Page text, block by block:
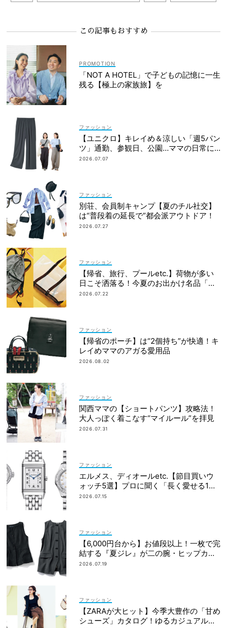
この記事もおすすめ
「NOT A HOTEL」で子どもの記憶に一生
残る【極上の家族旅】を
ファッション
【ユニクロ】キレイめ＆涼しい「週5パン
ツ」通勤、参観日、公園…ママの日常に
最適
2026.07.07
ファッション
別荘、会員制キャンプ【夏のチル社交】
は“普段着の延長で”都会派アウトドア！
2026.07.27
ファッション
【帰省、旅行、プールetc.】荷物が多い
日こそ洒落る！今夏のお出かけ名品「ト
ート＆リュック」５選
2026.07.22
ファッション
【帰省のポーチ】は“2個持ち”が快適！キ
レイめママのアガる愛用品
2026.08.02
ファッション
関西ママの【ショートパンツ】攻略法！
大人っぽく着こなす“マイルール”を拝見
2026.07.31
ファッション
エルメス、ディオールetc.【節目買いウ
ォッチ5選】プロに聞く「長く愛せる1
本」の選び方
2026.07.15
ファッション
【6,000円台から】お値段以上！一枚で完
結する『夏ジレ』が二の腕・ヒップカバ
ーに大活躍
2026.07.19
ファッション
【ZARAが大ヒット】今季大豊作の「甘め
シューズ」カタログ！ゆるカジュアルの